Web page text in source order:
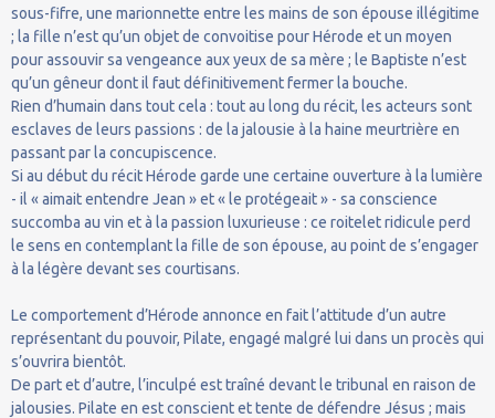
sous-fifre, une marionnette entre les mains de son épouse illégitime
; la fille n’est qu’un objet de convoitise pour Hérode et un moyen
pour assouvir sa vengeance aux yeux de sa mère ; le Baptiste n’est
qu’un gêneur dont il faut définitivement fermer la bouche.
Rien d’humain dans tout cela : tout au long du récit, les acteurs sont
esclaves de leurs passions : de la jalousie à la haine meurtrière en
passant par la concupiscence.
Si au début du récit Hérode garde une certaine ouverture à la lumière
- il « aimait entendre Jean » et « le protégeait » - sa conscience
succomba au vin et à la passion luxurieuse : ce roitelet ridicule perd
le sens en contemplant la fille de son épouse, au point de s’engager
à la légère devant ses courtisans.
Le comportement d’Hérode annonce en fait l’attitude d’un autre
représentant du pouvoir, Pilate, engagé malgré lui dans un procès qui
s’ouvrira bientôt.
De part et d’autre, l’inculpé est traîné devant le tribunal en raison de
jalousies. Pilate en est conscient et tente de défendre Jésus ; mais